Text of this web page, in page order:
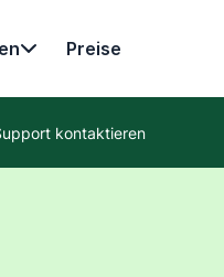
Preise
kontaktieren